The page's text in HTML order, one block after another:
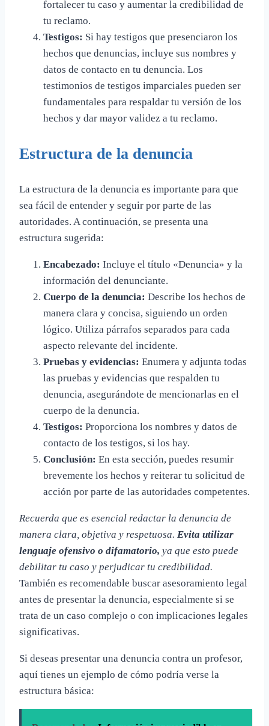
fortalecer tu caso y aumentar la credibilidad de
tu reclamo.
Testigos: Si hay testigos que presenciaron los
hechos que denuncias, incluye sus nombres y
datos de contacto en tu denuncia. Los
testimonios de testigos imparciales pueden ser
fundamentales para respaldar tu versión de los
hechos y dar mayor validez a tu reclamo.
Estructura de la denuncia
La estructura de la denuncia es importante para que
sea fácil de entender y seguir por parte de las
autoridades. A continuación, se presenta una
estructura sugerida:
Encabezado: Incluye el título «Denuncia» y la
información del denunciante.
Cuerpo de la denuncia: Describe los hechos de
manera clara y concisa, siguiendo un orden
lógico. Utiliza párrafos separados para cada
aspecto relevante del incidente.
Pruebas y evidencias: Enumera y adjunta todas
las pruebas y evidencias que respalden tu
denuncia, asegurándote de mencionarlas en el
cuerpo de la denuncia.
Testigos: Proporciona los nombres y datos de
contacto de los testigos, si los hay.
Conclusión: En esta sección, puedes resumir
brevemente los hechos y reiterar tu solicitud de
acción por parte de las autoridades competentes.
Recuerda que es esencial redactar la denuncia de
manera clara, objetiva y respetuosa. Evita utilizar
lenguaje ofensivo o difamatorio, ya que esto puede
debilitar tu caso y perjudicar tu credibilidad.
También es recomendable buscar asesoramiento legal
antes de presentar la denuncia, especialmente si se
trata de un caso complejo o con implicaciones legales
significativas.
Si deseas presentar una denuncia contra un profesor,
aquí tienes un ejemplo de cómo podría verse la
estructura básica: